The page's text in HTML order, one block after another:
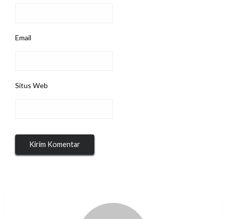
Email
Situs Web